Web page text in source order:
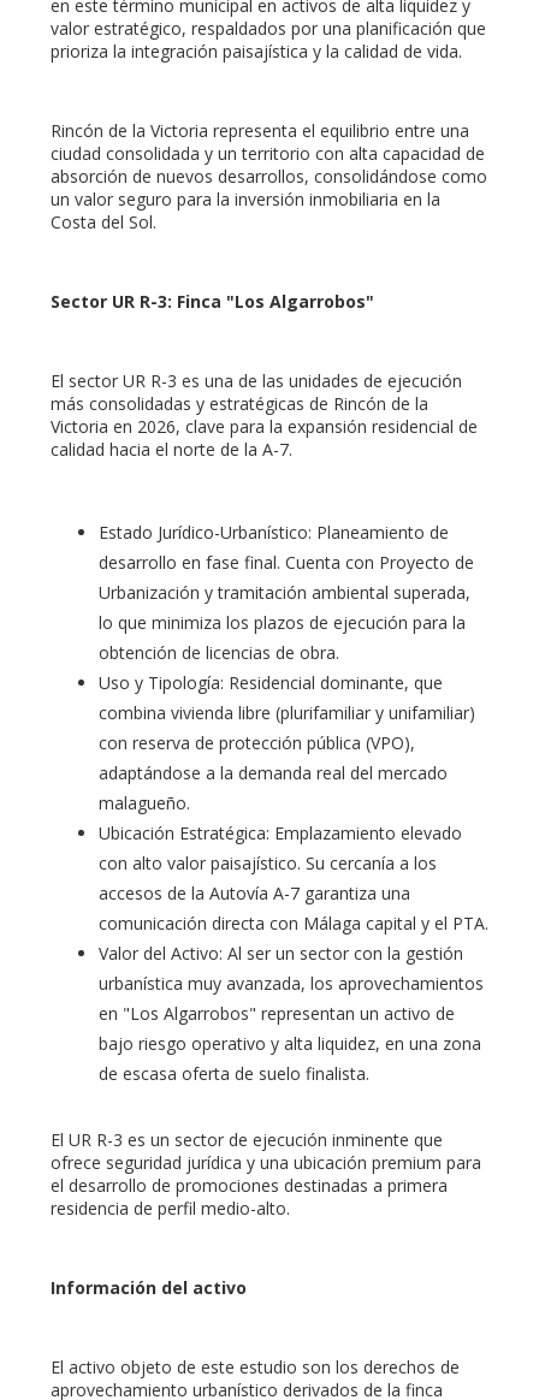
en este término municipal en activos de alta liquidez y
valor estratégico, respaldados por una planificación que
prioriza la integración paisajística y la calidad de vida.
Rincón de la Victoria representa el equilibrio entre una
ciudad consolidada y un territorio con alta capacidad de
absorción de nuevos desarrollos, consolidándose como
un valor seguro para la inversión inmobiliaria en la
Costa del Sol.
Sector UR R-3: Finca "Los Algarrobos"
El sector UR R-3 es una de las unidades de ejecución
más consolidadas y estratégicas de Rincón de la
Victoria en 2026, clave para la expansión residencial de
calidad hacia el norte de la A-7.
Estado Jurídico-Urbanístico: Planeamiento de
desarrollo en fase final. Cuenta con Proyecto de
Urbanización y tramitación ambiental superada,
lo que minimiza los plazos de ejecución para la
obtención de licencias de obra.
Uso y Tipología: Residencial dominante, que
combina vivienda libre (plurifamiliar y unifamiliar)
con reserva de protección pública (VPO),
adaptándose a la demanda real del mercado
malagueño.
Ubicación Estratégica: Emplazamiento elevado
con alto valor paisajístico. Su cercanía a los
accesos de la Autovía A-7 garantiza una
comunicación directa con Málaga capital y el PTA.
Valor del Activo: Al ser un sector con la gestión
urbanística muy avanzada, los aprovechamientos
en "Los Algarrobos" representan un activo de
bajo riesgo operativo y alta liquidez, en una zona
de escasa oferta de suelo finalista.
El UR R-3 es un sector de ejecución inminente que
ofrece seguridad jurídica y una ubicación premium para
el desarrollo de promociones destinadas a primera
residencia de perfil medio-alto.
Información del activo
El activo objeto de este estudio son los derechos de
aprovechamiento urbanístico derivados de la finca